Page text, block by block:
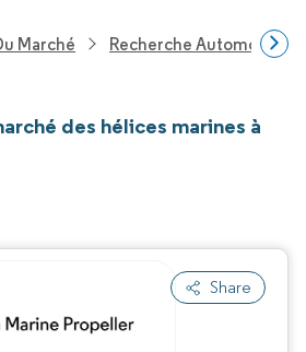
Marché Recherche Automobile
des hélices marines à
Share